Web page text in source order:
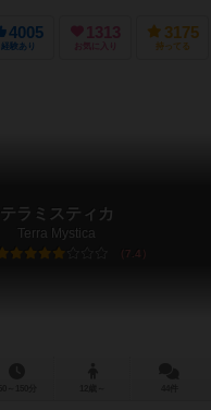
4005
経験あり
1313
お気に入り
3175
持ってる
テラミスティカ
Terra Mystica
7.4